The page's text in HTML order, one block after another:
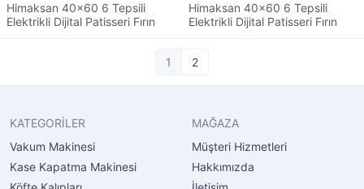
Himaksan 40x60 6 Tepsili
Elektrikli Dijital Patisseri Fırın
Himaksan 40x60 6 Tepsili
Elektrikli Dijital Patisseri Fırın
1 2
KATEGORİLER
Vakum Makinesi
Kase Kapatma Makinesi
MAĞAZA
Müşteri Hizmetleri
Hakkımızda